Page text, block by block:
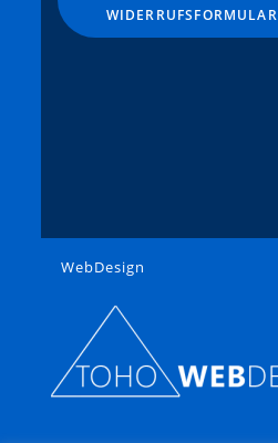
WIDERRUFSFORMULAR
WebDesign